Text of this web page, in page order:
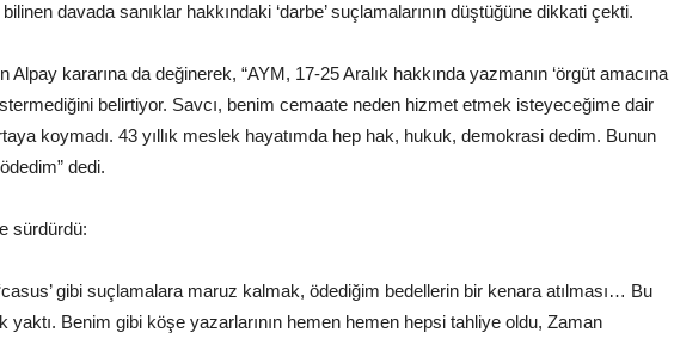
bilinen davada sanıklar hakkındaki ‘darbe’ suçlamalarının düştüğüne dikkati çekti.
Alpay kararına da değinerek, “AYM, 17-25 Aralık hakkında yazmanın ‘örgüt amacına
belirtiyor. Savcı, benim cemaate neden hizmet etmek isteyeceğime dair
koymadı. 43 yıllık meslek hayatımda hep hak, hukuk, demokrasi dedim. Bunun
dedi.
sürdürdü:
‘casus’ gibi suçlamalara maruz kalmak, ödediğim bedellerin bir kenara atılması… Bu
yaktı. Benim gibi köşe yazarlarının hemen hemen hepsi tahliye oldu, Zaman